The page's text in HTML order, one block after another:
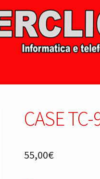
CASE
55,00€